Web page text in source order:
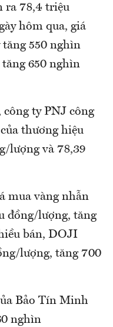
ra 78,4 triệu
hôm qua, giá
550 nghìn
650 nghìn
ty PNJ công
thương hiệu
lượng và 78,39
mua vàng nhẫn
đồng/lượng, tăng
bán, DOJI
lượng, tăng 700
Bảo Tín Minh
nghìn